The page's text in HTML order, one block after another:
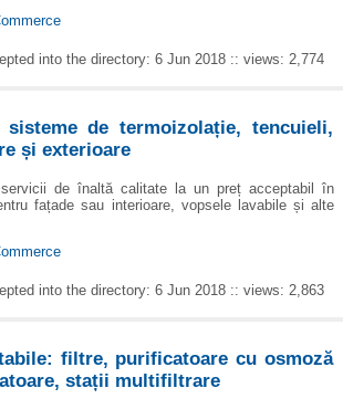
into the directory: 6 Jun 2018 :: views: 2,774
sisteme de termoizolație, tencuieli,
și exterioare
de înaltă calitate la un preț acceptabil în
fațade sau interioare, vopsele lavabile și alte
into the directory: 6 Jun 2018 :: views: 2,863
filtre, purificatoare cu osmoză
stații multifiltrare